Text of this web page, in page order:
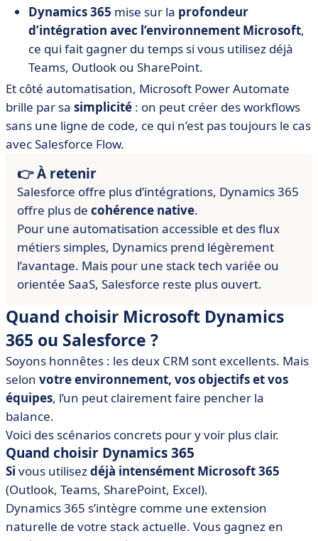
Dynamics 365 mise sur la profondeur
d’intégration avec l’environnement Microsoft,
ce qui fait gagner du temps si vous utilisez déjà
Teams, Outlook ou SharePoint.
Et côté automatisation, Microsoft Power Automate
brille par sa simplicité : on peut créer des workflows
sans une ligne de code, ce qui n’est pas toujours le cas
avec Salesforce Flow.
👉 À retenir
Salesforce offre plus d’intégrations, Dynamics 365
offre plus de cohérence native.
Pour une automatisation accessible et des flux
métiers simples, Dynamics prend légèrement
l’avantage. Mais pour une stack tech variée ou
orientée SaaS, Salesforce reste plus ouvert.
Quand choisir Microsoft Dynamics
365 ou Salesforce ?
Soyons honnêtes : les deux CRM sont excellents. Mais
selon votre environnement, vos objectifs et vos
équipes, l’un peut clairement faire pencher la
balance.
Voici des scénarios concrets pour y voir plus clair.
Quand choisir Dynamics 365
Si vous utilisezdéjà intensément Microsoft 365
(Outlook, Teams, SharePoint, Excel).
Dynamics 365 s’intègre comme une extension
naturelle de votre stack actuelle. Vous gagnez en